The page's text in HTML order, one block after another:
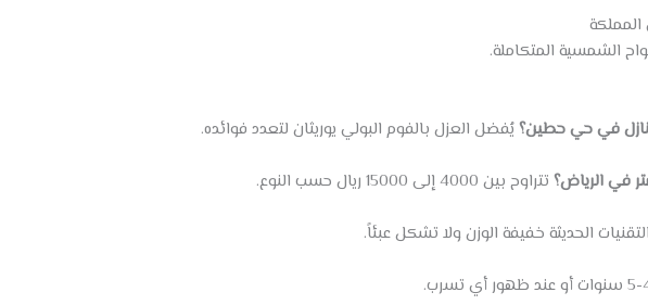
الشمسية المتكاملة.
في حي حطين؟يُفضل العزل بالفوم البولي يوريثان لتعدد فوائده.
تتراوح بين 4000 إلى 15000 ريال حسب النوع.
التقنيات الحديثة خفيفة الوزن ولا تشكل عبئاً.